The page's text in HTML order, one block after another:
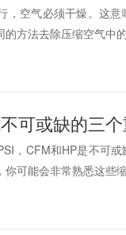
，空气必须干燥。这
方法去除压缩空气中
可或缺的三
，CFM和HP是不可
可能会非常熟悉这些